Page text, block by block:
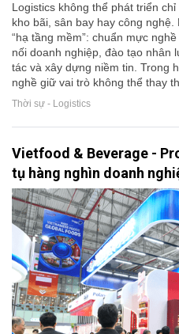
Logistics không thể phát triển
kho bãi, sân bay hay công
“hạ tầng mềm”: chuẩn mực
nối doanh nghiệp, đào tạo nhân
tác và xây dựng niềm tin. Trong
nghề giữ vai trò không thể thay
Thời sự - Logistics
Vietfood & Beverage -
tụ hàng nghìn doanh